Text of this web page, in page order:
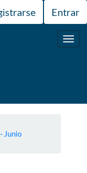
Entrar
Junio